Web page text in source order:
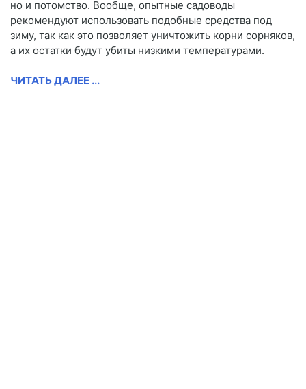
но и потомство. Вообще, опытные садоводы
рекомендуют использовать подобные средства под
зиму, так как это позволяет уничтожить корни сорняков,
а их остатки будут убиты низкими температурами.
ЧИТАТЬ ДАЛЕЕ ...